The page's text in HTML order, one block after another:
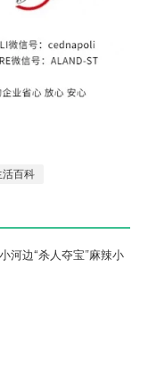
活百科
河边“杀人夺宝”麻辣小